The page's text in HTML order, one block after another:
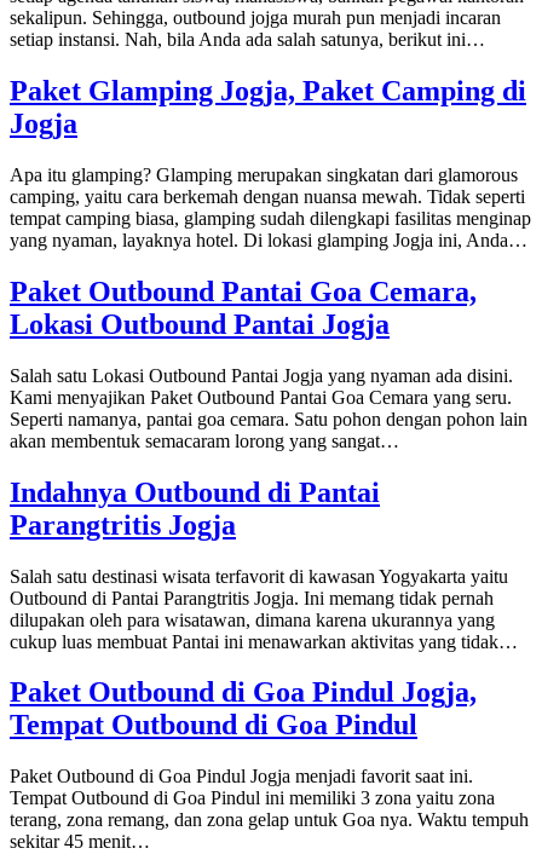
sekalipun. Sehingga, outbound jojga murah pun menjadi incaran
setiap instansi. Nah, bila Anda ada salah satunya, berikut ini…
Paket Glamping Jogja, Paket Camping di
Jogja
Apa itu glamping? Glamping merupakan singkatan dari glamorous
camping, yaitu cara berkemah dengan nuansa mewah. Tidak seperti
tempat camping biasa, glamping sudah dilengkapi fasilitas menginap
yang nyaman, layaknya hotel. Di lokasi glamping Jogja ini, Anda…
Paket Outbound Pantai Goa Cemara,
Lokasi Outbound Pantai Jogja
Salah satu Lokasi Outbound Pantai Jogja yang nyaman ada disini.
Kami menyajikan Paket Outbound Pantai Goa Cemara yang seru.
Seperti namanya, pantai goa cemara. Satu pohon dengan pohon lain
akan membentuk semacaram lorong yang sangat…
Indahnya Outbound di Pantai
Parangtritis Jogja
Salah satu destinasi wisata terfavorit di kawasan Yogyakarta yaitu
Outbound di Pantai Parangtritis Jogja. Ini memang tidak pernah
dilupakan oleh para wisatawan, dimana karena ukurannya yang
cukup luas membuat Pantai ini menawarkan aktivitas yang tidak…
Paket Outbound di Goa Pindul Jogja,
Tempat Outbound di Goa Pindul
Paket Outbound di Goa Pindul Jogja menjadi favorit saat ini.
Tempat Outbound di Goa Pindul ini memiliki 3 zona yaitu zona
terang, zona remang, dan zona gelap untuk Goa nya. Waktu tempuh
sekitar 45 menit…